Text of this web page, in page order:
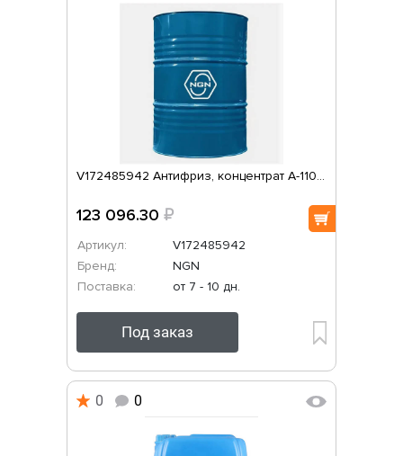
V172485942 Антифриз, концентрат A-110...
123 096.30 ₽
Артикул:
V172485942
Бренд:
NGN
Поставка:
от 7 - 10 дн.
Под заказ
0 0